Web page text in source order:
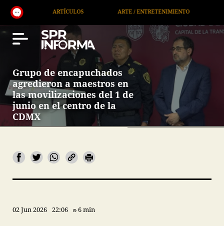
ARTE / ENTRETENIMIENTO ECONOMÍA / NEGOCIOS
Grupo de encapuchados
agredieron a maestros en
las movilizaciones del 1 de
junio en el centro de la
CDMX
02 Jun 2026 22:06 6 min